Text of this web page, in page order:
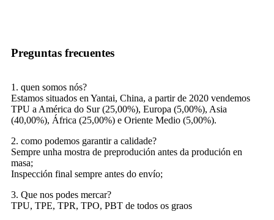
Preguntas frecuentes
1. quen somos nós?
Estamos situados en Yantai, China, a partir de 2020 vendemos
TPU a América do Sur (25,00%), Europa (5,00%), Asia
(40,00%), África (25,00%) e Oriente Medio (5,00%).
2. como podemos garantir a calidade?
Sempre unha mostra de preprodución antes da produción en
masa;
Inspección final sempre antes do envío;
3. Que nos podes mercar?
TPU, TPE, TPR, TPO, PBT de todos os graos